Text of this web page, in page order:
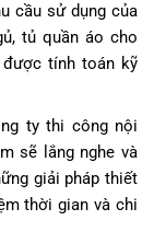
cầu sử dụng của
tủ quần áo cho
tính toán kỹ
ty thi công nội
sẽ lắng nghe và
giải pháp thiết
thời gian và chi